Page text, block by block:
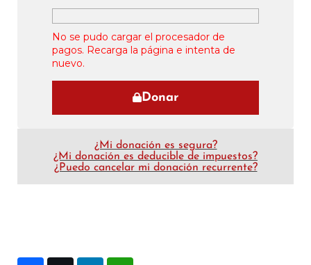
No se pudo cargar el procesador de
pagos. Recarga la página e intenta de
nuevo.
Donar
¿Mi donación es segura?
¿Mi donación es deducible de impuestos?
¿Puedo cancelar mi donación recurrente?